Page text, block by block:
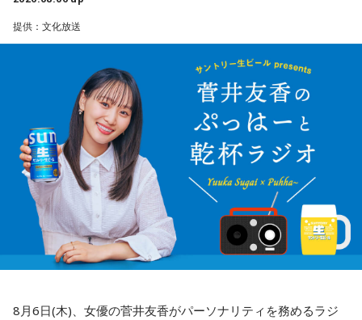
提供：文化放送
8月6日(木)、女優の菅井友香がパーソナリティを務めるラジ